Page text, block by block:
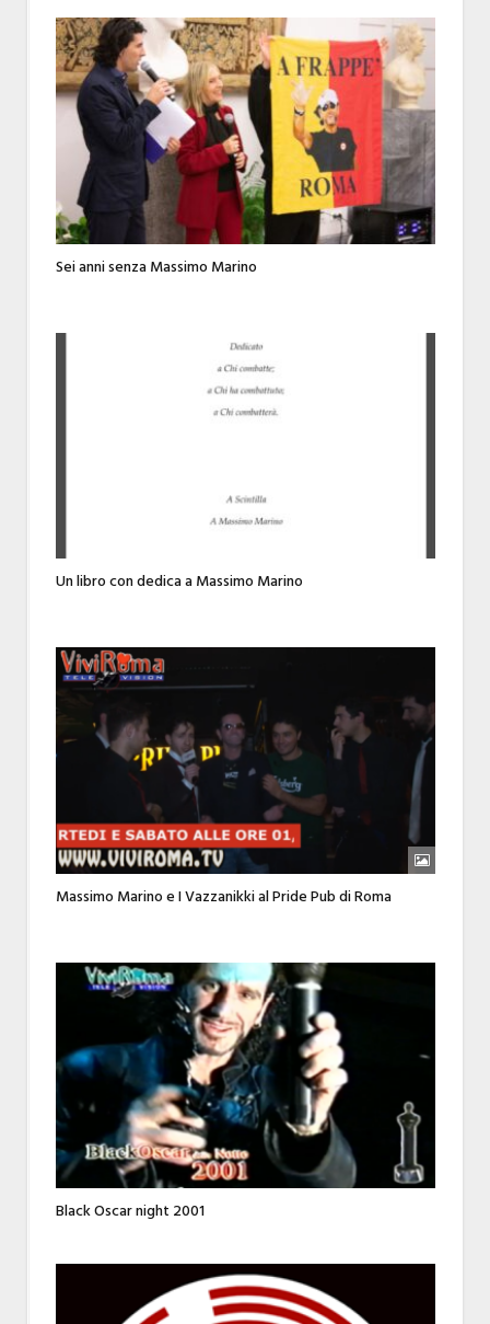
Sei anni senza Massimo Marino
Un libro con dedica a Massimo Marino
Massimo Marino e I Vazzanikki al Pride Pub di Roma
Black Oscar night 2001